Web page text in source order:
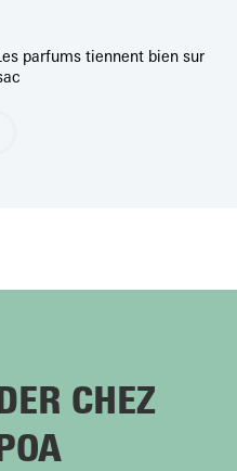
parfums tiennent bien sur
CHEZ